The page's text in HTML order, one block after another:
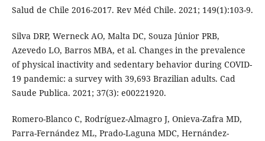
Salud de Chile 2016-2017. Rev Méd Chile. 2021; 149(1):103-9.
Silva DRP, Werneck AO, Malta DC, Souza Júnior PRB,
Azevedo LO, Barros MBA, et al. Changes in the prevalence
of physical inactivity and sedentary behavior during COVID-
19 pandemic: a survey with 39,693 Brazilian adults. Cad
Saude Publica. 2021; 37(3): e00221920.
Romero-Blanco C, Rodríguez-Almagro J, Onieva-Zafra MD,
Parra-Fernández ML, Prado-Laguna MDC, Hernández-